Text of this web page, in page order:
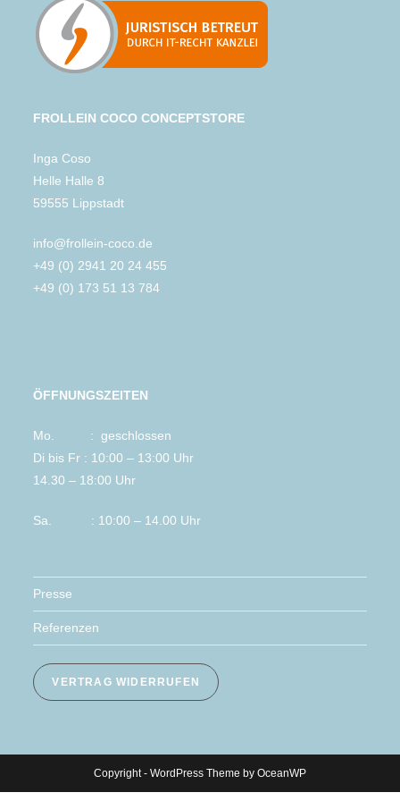
FROLLEIN COCO CONCEPTSTORE
Inga Coso
Helle Halle 8
59555 Lippstadt
info@frollein-coco.de
+49 (0) 2941 20 24 455
+49 (0) 173 51 13 784
ÖFFNUNGSZEITEN
Mo. : geschlossen
Di bis Fr : 10:00 – 13:00 Uhr
14.30 – 18:00 Uhr
Sa. : 10:00 – 14.00 Uhr
Presse
Referenzen
VERTRAG WIDERRUFEN
Copyright - WordPress Theme by OceanWP